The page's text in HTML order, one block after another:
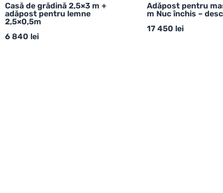
Casă de grădină 2,5×3 m +
adăpost pentru lemne
2,5×0,5m
6 840 lei
Adăpost pentru
m Nuc închis –
17 450 lei